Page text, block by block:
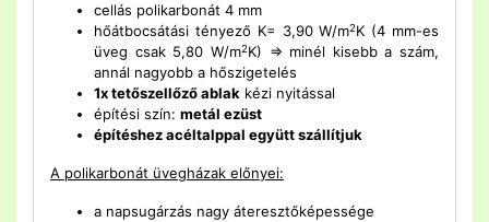
cellás polikarbonát 4 mm
hőátbocsátási tényező K= 3,90 W/m2K (4 mm-es
üveg csak 5,80 W/m2K) => minél kisebb a szám,
annál nagyobb a hőszigetelés
1x tetőszellőző ablak kézi nyitással
építési szín: metál ezüst
építéshez acéltalppal együtt szállítjuk
A polikarbonát üvegházak előnyei:
a napsugárzás nagy áteresztőképessége